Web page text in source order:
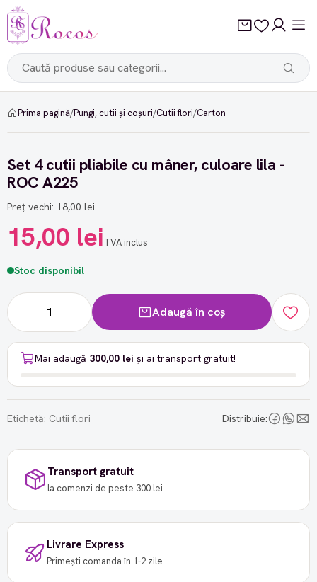
Prima pagină/Pungi, cutii și coșuri/Cutii flori/Carton
-16%
Set 4 cutii pliabile cu mâner, culoare lila -
ROC A225
Preț vechi: 18,00 lei
15,00 leiTVA inclus
Stoc disponibil
Adaugă în coș
Mai adaugă 300,00 lei și ai transport gratuit!
Etichetă: Cutii flori Distribuie:
Transport gratuit
la comenzi de peste 300 lei
Livrare Express
Primești comanda în 1-2 zile